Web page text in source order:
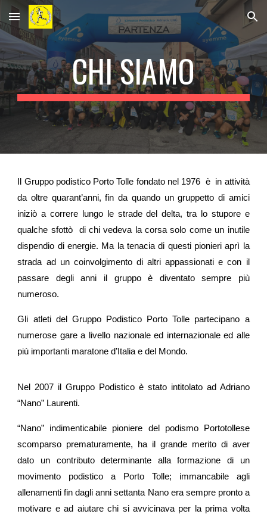
Skip to main content Skip to navigation
CHI SIAMO
Il Gruppo podistico Porto Tolle fondato nel 1976 è in attività
da oltre quarant’anni, fin da quando un gruppetto di amici
iniziò a correre lungo le strade del delta, tra lo stupore e
qualche sfottò di chi vedeva la corsa solo come un inutile
dispendio di energie. Ma la tenacia di questi pionieri aprì la
strada ad un coinvolgimento di altri appassionati e con il
passare degli anni il gruppo è diventato sempre più
numeroso.
Gli atleti del Gruppo Podistico Porto Tolle partecipano a
numerose gare a livello nazionale ed internazionale ed alle
più importanti maratone d’Italia e del Mondo.
Nel 2007 il Gruppo Podistico è stato intitolato ad Adriano
“Nano” Laurenti.
“Nano” indimenticabile pioniere del podismo Portotollese
scomparso prematuramente, ha il grande merito di aver
dato un contributo determinante alla formazione di un
movimento podistico a Porto Tolle; immancabile agli
allenamenti fin dagli anni settanta Nano era sempre pronto a
motivare e ad aiutare chi si avvicinava per la prima volta